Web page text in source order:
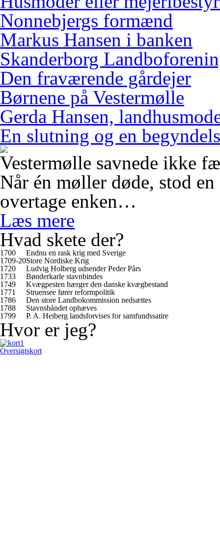
Nonnebjergs formænd
Markus Hansen i banken
Skanderborg
Den fraværende gårdejer
Børnene på Vestermølle
Gerda Hansen,
En slutning og en
Vestermølle savnede ikke
Når én møller døde, stod
overtage enken…
Læs mere
Hvad skete der?
1700
Endnu en rask krig med Sverige
1709-20Store Nordiske Krig
1720
Ludvig Holberg udsender Peder Pårs
1733
Bønderkarle stavnbindes
1749
Kvægpesten hærger den danske kvægbestand
1771
Struensee fører reformpolitik
1786
Den store Landbokommission nedsættes
1788
Stavnsbåndet ophæves
1799
P. A. Heiberg landsforvises for samfundssatire
Hvor er jeg?
Oversigtskort